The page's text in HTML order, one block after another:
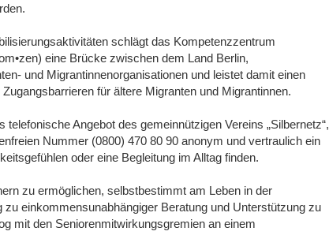
schlägt das Kompetenzzentrum
eine Brücke zwischen dem Land Berlin,
und Migrantinnenorganisationen und leistet damit einen
für ältere Migranten und Migrantinnen.
Angebot des gemeinnützigen Vereins „Silbernetz“,
Nummer (0800) 470 80 90 anonym und vertraulich ein
oder eine Begleitung im Alltag finden.
zu ermöglichen, selbstbestimmt am Leben in der
einkommensunabhängiger Beratung und Unterstützung zu
mit den Seniorenmitwirkungsgremien an einem